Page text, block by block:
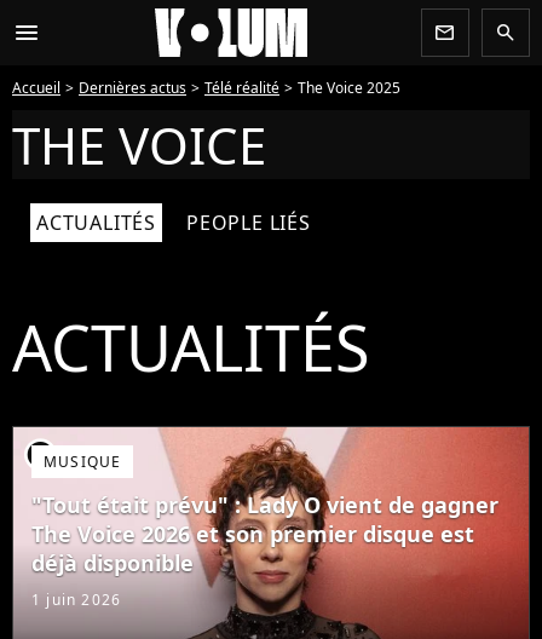
menu newsletter search
Accueil Dernières actus Télé réalité The Voice 2025
THE VOICE
ACTUALITÉS PEOPLE LIÉS
ACTUALITÉS
player2MUSIQUE
"Tout était prévu" : Lady O vient de gagner
The Voice 2026 et son premier disque est
déjà disponible
1 juin 2026